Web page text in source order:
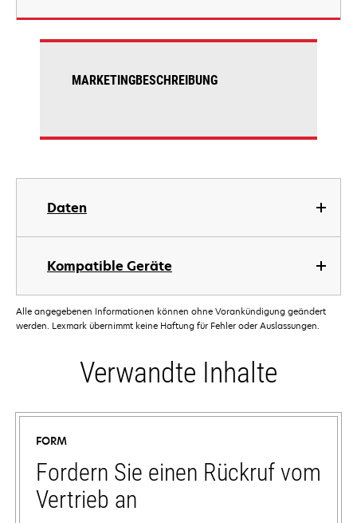
Daten
Kompatible Geräte
MARKETINGBESCHREIBUNG
Alle angegebenen Informationen können ohne Vorankündigung geändert
werden. Lexmark übernimmt keine Haftung für Fehler oder Auslassungen.
Verwandte Inhalte
FORM
Fordern Sie einen Rückruf vom
Vertrieb an